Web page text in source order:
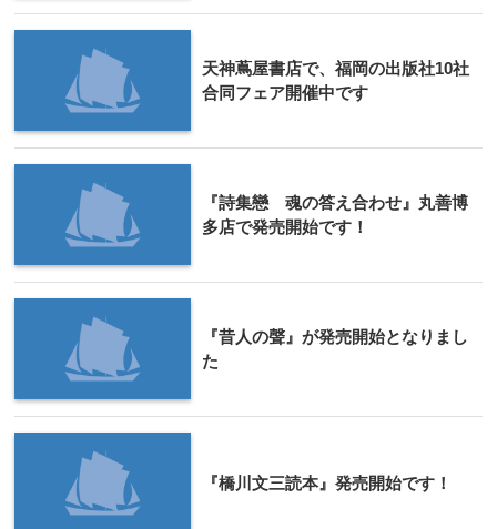
天神蔦屋書店で、福岡の出版社10社
合同フェア開催中です
『詩集戀 魂の答え合わせ』丸善博
多店で発売開始です！
『昔人の聲』が発売開始となりまし
た
『橋川文三読本』発売開始です！